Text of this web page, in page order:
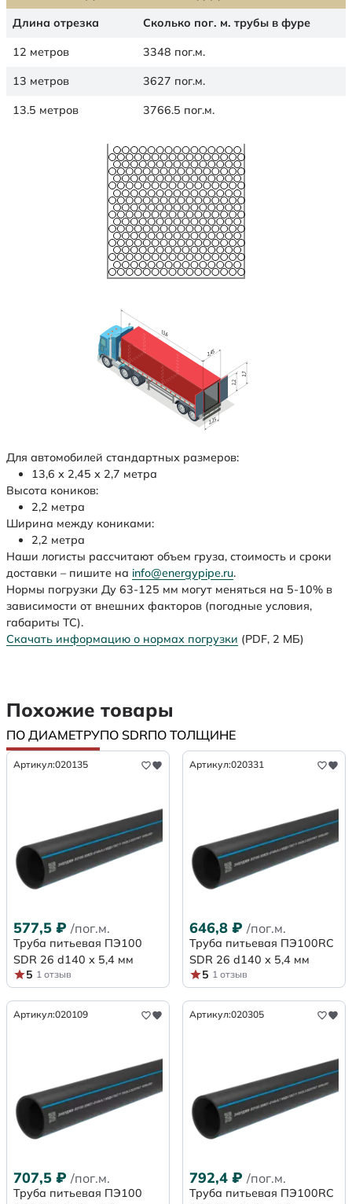
Длина отрезка Сколько пог. м. трубы в фуре
12 метров 3348 пог.м.
13 метров 3627 пог.м.
13.5 метров 3766.5 пог.м.
Для автомобилей стандартных размеров:
13,6 х 2,45 х 2,7 метра
Высота коников:
2,2 метра
Ширина между кониками:
2,2 метра
Наши логисты рассчитают объем груза, стоимость и сроки
доставки – пишите на info@energypipe.ru.
Нормы погрузки Ду 63-125 мм могут меняться на 5-10% в
зависимости от внешних факторов (погодные условия,
габариты ТС).
Скачать информацию о нормах погрузки (PDF, 2 МБ)
Похожие товары
ПО ДИАМЕТРУПО SDRПО ТОЛЩИНЕ
Артикул:020135
577,5 ₽ /пог.м.
Труба питьевая ПЭ100
SDR 26 d140 х 5,4 мм
5 1 отзыв
Артикул:020331
646,8 ₽ /пог.м.
Труба питьевая ПЭ100RC
SDR 26 d140 х 5,4 мм
5 1 отзыв
Артикул:020109
707,5 ₽ /пог.м.
Труба питьевая ПЭ100
Артикул:020305
792,4 ₽ /пог.м.
Труба питьевая ПЭ100RC